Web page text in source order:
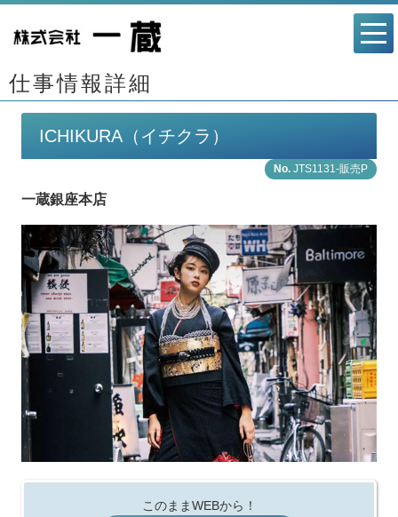
仕事情報詳細
ICHIKURA（イチクラ）
JTS1131-販売P
一蔵銀座本店
このままWEBから！